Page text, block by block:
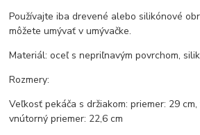
Používajte iba drevené alebo silikónové
môžete umývať v umývačke.
Materiál: oceľ s nepriľnavým povrchom,
Rozmery:
Veľkosť pekáča s držiakom: priemer: 29 cm,
vnútorný priemer: 22,6 cm